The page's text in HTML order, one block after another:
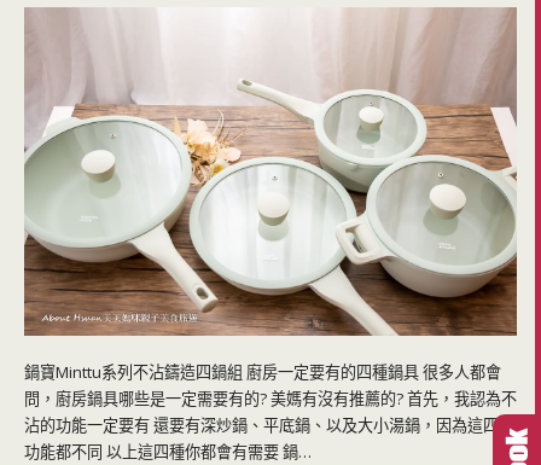
鍋寶Minttu系列不沾鑄造四鍋組 廚房一定要有的四種鍋具 很多人都會
問，廚房鍋具哪些是一定需要有的? 美媽有沒有推薦的? 首先，我認為不
沾的功能一定要有 還要有深炒鍋、平底鍋、以及大小湯鍋，因為這四種
功能都不同 以上這四種你都會有需要 鍋…